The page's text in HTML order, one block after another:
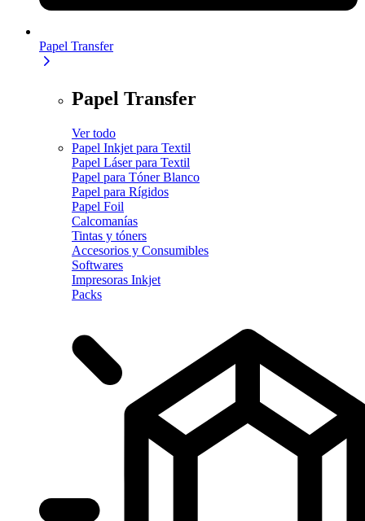
Papel Transfer
Papel Transfer
Ver todo
Papel Inkjet para Textil
Papel Láser para Textil
Papel para Tóner Blanco
Papel para Rígidos
Papel Foil
Calcomanías
Tintas y tóners
Accesorios y Consumibles
Softwares
Impresoras Inkjet
Packs